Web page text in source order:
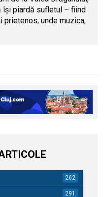
își piardă sufletul – fiind
unde muzica,
262
291